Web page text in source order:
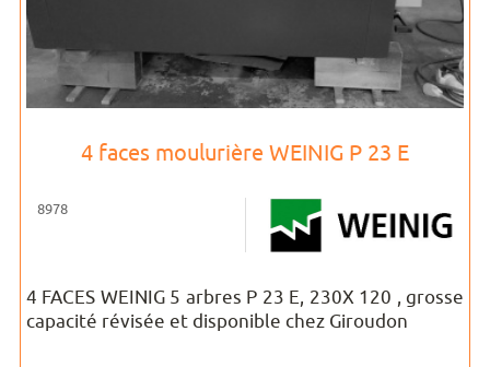
4 faces moulurière WEINIG P 23 E
8978
4 FACES WEINIG 5 arbres P 23 E, 230X 120 , grosse
capacité révisée et disponible chez Giroudon